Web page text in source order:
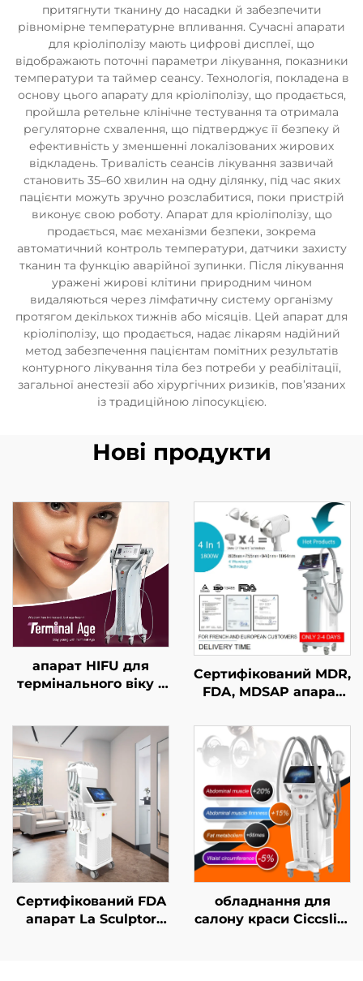
притягнути тканину до насадки й забезпечити
рівномірне температурне впливання. Сучасні апарати
для кріоліполізу мають цифрові дисплеї, що
відображають поточні параметри лікування, показники
температури та таймер сеансу. Технологія, покладена в
основу цього апарату для кріоліполізу, що продається,
пройшла ретельне клінічне тестування та отримала
регуляторне схвалення, що підтверджує її безпеку й
ефективність у зменшенні локалізованих жирових
відкладень. Тривалість сеансів лікування зазвичай
становить 35–60 хвилин на одну ділянку, під час яких
пацієнти можуть зручно розслабитися, поки пристрій
виконує свою роботу. Апарат для кріоліполізу, що
продається, має механізми безпеки, зокрема
автоматичний контроль температури, датчики захисту
тканин та функцію аварійної зупинки. Після лікування
уражені жирові клітини природним чином
видаляються через лімфатичну систему організму
протягом декількох тижнів або місяців. Цей апарат для
кріоліполізу, що продається, надає лікарям надійний
метод забезпечення пацієнтам помітних результатів
контурного лікування тіла без потреби у реабілітації,
загальної анестезії або хірургічних ризиків, пов’язаних
із традиційною ліпосукцією.
Нові продукти
апарат HIFU для
термінального віку з
підтягування
обличчя, підтяжки
шкіри та контурної
корекції тіла
Сертифікований MDR,
FDA, MDSAP апарат
видалення волосся
типу «4 в 1» зі
змінними насадками
та потужністю 600 Вт,
1200 Вт, 1800 Вт, 3000
Вт; діодний лазер з
довжинами хвиль 755
нм, 808 нм, 940 нм,
1064 нм
Сертифікований FDA
апарат La Sculptor
обладнання для
салону краси Ciccslim